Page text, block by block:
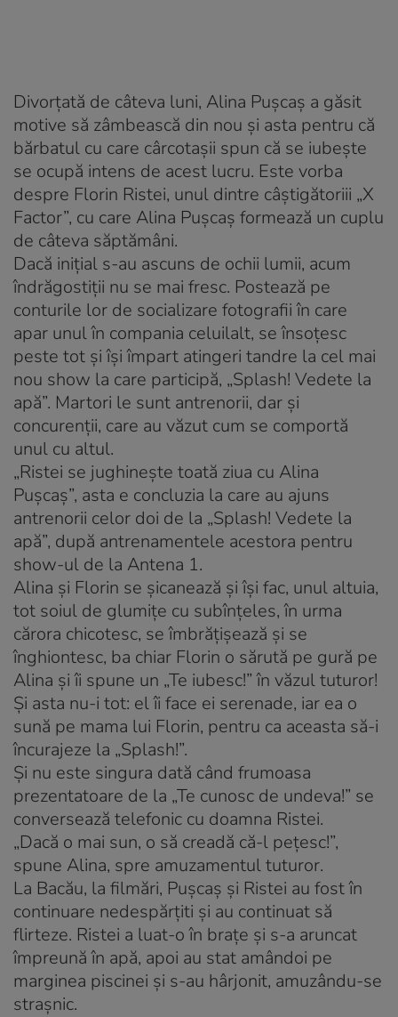
Divorţată de câteva luni, Alina Puşcaş a găsit
motive să zâmbească din nou şi asta pentru că
bărbatul cu care cârcotaşii spun că se iubeşte
se ocupă intens de acest lucru. Este vorba
despre Florin Ristei, unul dintre câştigătoriii „X
Factor”, cu care Alina Puşcaş formează un cuplu
de câteva săptămâni.
Dacă iniţial s-au ascuns de ochii lumii, acum
îndrăgostiţii nu se mai fresc. Postează pe
conturile lor de socializare fotografii în care
apar unul în compania celuilalt, se însoţesc
peste tot şi îşi împart atingeri tandre la cel mai
nou show la care participă, „Splash! Vedete la
apă”. Martori le sunt antrenorii, dar şi
concurenţii, care au văzut cum se comportă
unul cu altul.
„Ristei se jughinește toată ziua cu Alina
Pușcaș”, asta e concluzia la care au ajuns
antrenorii celor doi de la „Splash! Vedete la
apă”, după antrenamentele acestora pentru
show-ul de la Antena 1.
Alina și Florin se șicanează și își fac, unul altuia,
tot soiul de glumițe cu subînțeles, în urma
cărora chicotesc, se îmbrățișează și se
înghiontesc, ba chiar Florin o sărută pe gură pe
Alina și îi spune un „Te iubesc!” în văzul tuturor!
Și asta nu-i tot: el îi face ei serenade, iar ea o
sună pe mama lui Florin, pentru ca aceasta să-i
încurajeze la „Splash!”.
Și nu este singura dată când frumoasa
prezentatoare de la „Te cunosc de undeva!” se
conversează telefonic cu doamna Ristei.
„Dacă o mai sun, o să creadă că-l pețesc!”,
spune Alina, spre amuzamentul tuturor.
La Bacău, la filmări, Pușcaș și Ristei au fost în
continuare nedespărțiti şi au continuat să
flirteze. Ristei a luat-o în brațe și s-a aruncat
împreună în apă, apoi au stat amândoi pe
marginea piscinei și s-au hârjonit, amuzându-se
strașnic.